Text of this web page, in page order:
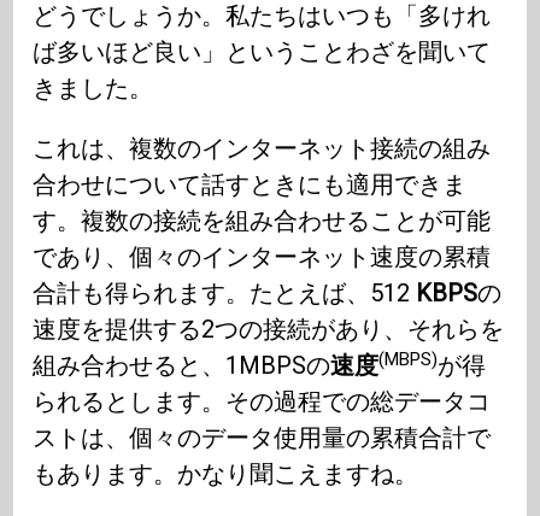
どうでしょうか。私たちはいつも「多けれ
ば多いほど良い」ということわざを聞いて
きました。
これは、複数のインターネット接続の組み
合わせについて話すときにも適用できま
す。複数の接続を組み合わせることが可能
であり、個々のインターネット速度の累積
合計も得られます。たとえば、512 KBPSの
速度を提供する2つの接続があり、それらを
組み合わせると、1MBPSの速度(MBPS)が得
られるとします。その過程での総データコ
ストは、個々のデータ使用量の累積合計で
もあります。かなり聞こえますね。